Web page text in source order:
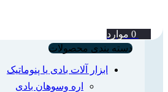
0 موارد
دسته بندی محصولات
ابزار آلات بادی یا پنوماتیک
اره وسوهان بادی